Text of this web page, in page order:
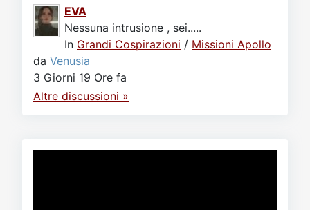
EVA
Nessuna intrusione , sei.....
In Grandi Cospirazioni / Missioni Apollo
da Venusia
3 Giorni 19 Ore fa
Altre discussioni »